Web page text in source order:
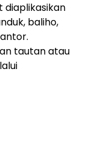
diaplikasikan
baliho,
tautan atau